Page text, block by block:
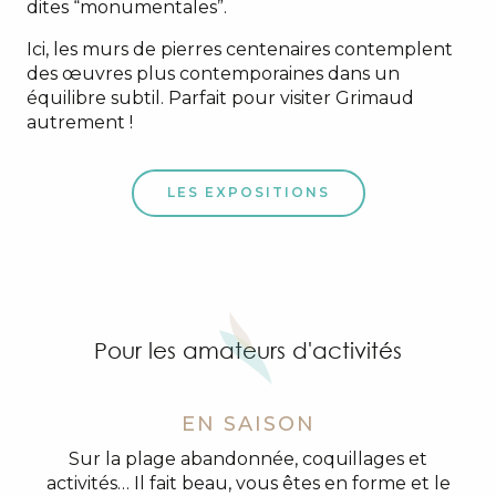
dites “monumentales”.
Ici, les murs de pierres centenaires contemplent
des œuvres plus contemporaines dans un
équilibre subtil. Parfait pour visiter Grimaud
autrement !
LES EXPOSITIONS
Pour les amateurs d'activités
EN SAISON
Sur la plage abandonnée, coquillages et
activités… Il fait beau, vous êtes en forme et le